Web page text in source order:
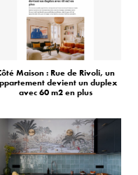
Maison : Rue de Rivoli, un
devient un duplex
avec 60 m2 en plus